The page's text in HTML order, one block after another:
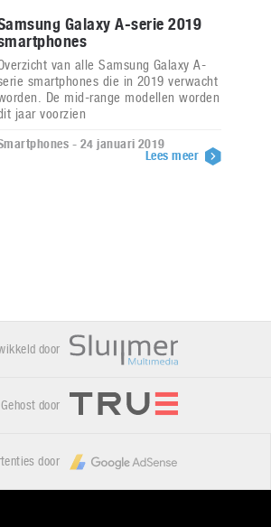
Galaxy A-serie 2019
van alle Samsung Galaxy A-
smartphones die in 2019 verwacht
De mid-range modellen worden
jaar voorzien
- 24 januari 2019
Lees meer
door
Gehost door
door